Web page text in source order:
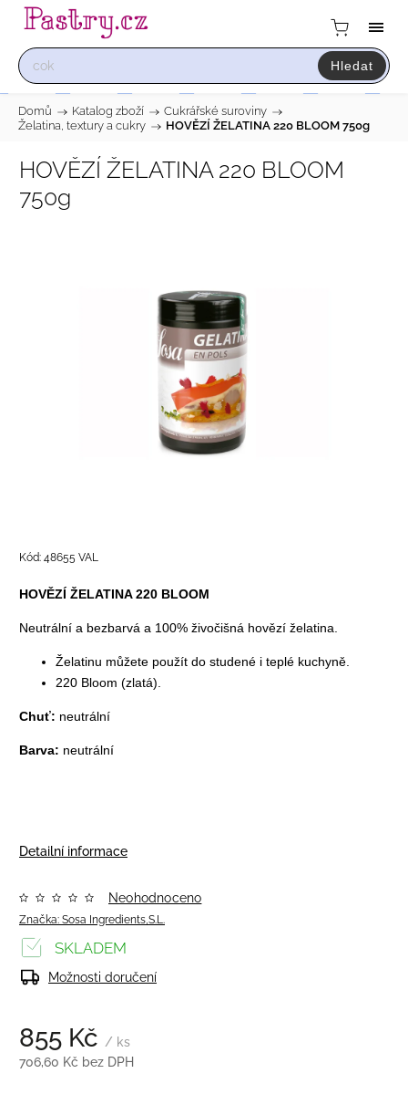
Hledat
Domů / Katalog zboží / Cukrářské suroviny /
Želatina, textury a cukry / HOVĚZÍ ŽELATINA 220 BLOOM 750g
HOVĚZÍ ŽELATINA 220 BLOOM
750g
Kód: 48655 VAL
HOVĚZÍ ŽELATINA 220 BLOOM
Neutrální a bezbarvá a 100% živočišná hovězí želatina.
Želatinu můžete použít do studené i teplé kuchyně.
220 Bloom (zlatá).
Chuť: neutrální
Barva: neutrální
Detailní informace
Značka: Sosa Ingredients,S.L.
Neohodnoceno
855 Kč / ks
706,60 Kč bez DPH
SKLADEM
Možnosti doručení